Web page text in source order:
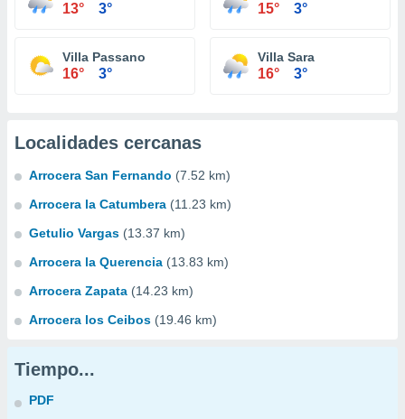
13° 3° 15° 3°
Villa Passano
16° 3°
Villa Sara
16° 3°
Localidades cercanas
Arrocera San Fernando (7.52 km)
Arrocera la Catumbera (11.23 km)
Getulio Vargas (13.37 km)
Arrocera la Querencia (13.83 km)
Arrocera Zapata (14.23 km)
Arrocera los Ceibos (19.46 km)
Tiempo...
PDF